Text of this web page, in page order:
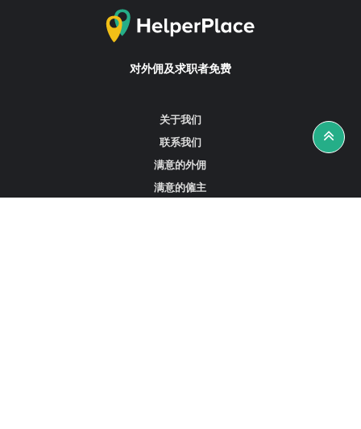
对外佣及求职者免费
关于我们
联系我们
满意的外佣
满意的僱主